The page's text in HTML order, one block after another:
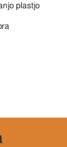
plastjo